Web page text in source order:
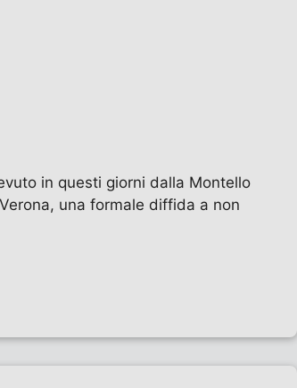
in questi giorni dalla Montello
una formale diffida a non